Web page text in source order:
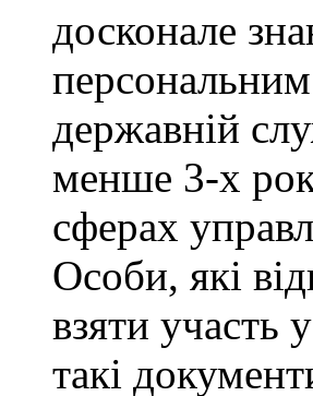
досконале
державній
менше 3-х
сферах
Особи, які
взяти участь
такі